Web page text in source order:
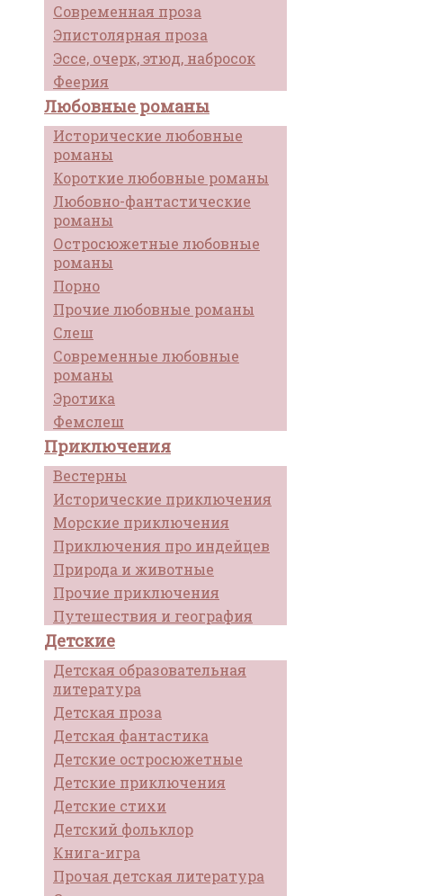
Современная проза
Эпистолярная проза
Эссе, очерк, этюд, набросок
Феерия
Любовные романы
Исторические любовные
романы
Короткие любовные романы
Любовно-фантастические
романы
Остросюжетные любовные
романы
Порно
Прочие любовные романы
Слеш
Современные любовные
романы
Эротика
Фемслеш
Приключения
Вестерны
Исторические приключения
Морские приключения
Приключения про индейцев
Природа и животные
Прочие приключения
Путешествия и география
Детские
Детская образовательная
литература
Детская проза
Детская фантастика
Детские остросюжетные
Детские приключения
Детские стихи
Детский фольклор
Книга-игра
Прочая детская литература